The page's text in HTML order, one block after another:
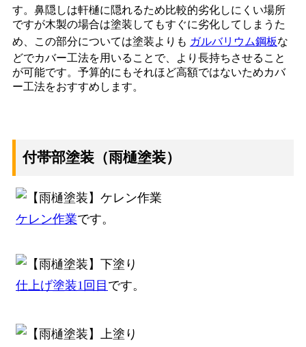
す。鼻隠しは軒樋に隠れるため比較的劣化しにくい場所
ですが木製の場合は塗装してもすぐに劣化してしまうた
め、この部分については塗装よりも ガルバリウム鋼板な
どでカバー工法を用いることで、より長持ちさせること
が可能です。予算的にもそれほど高額ではないためカバ
ー工法をおすすめします。
付帯部塗装（雨樋塗装）
ケレン作業です。
仕上げ塗装1回目 です。